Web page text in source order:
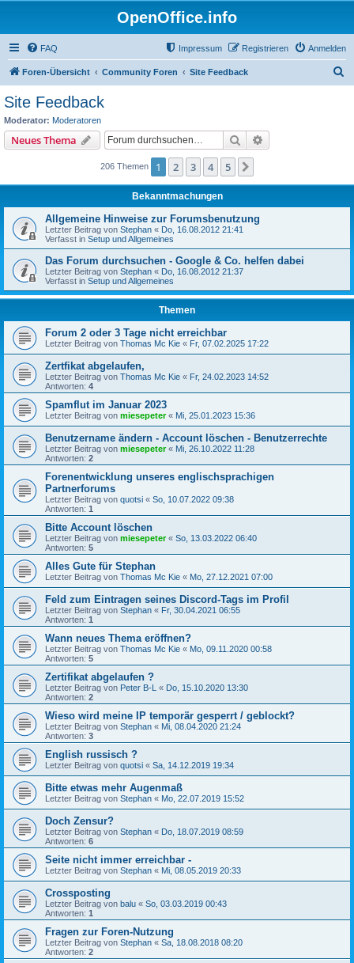
OpenOffice.info
FAQ Anmelden
Registrieren
Impressum
Foren-Übersicht Community Foren Site Feedback
Site Feedback
Moderator: Moderatoren
Neues Thema Suche
206 Themen 1 2 3 4 5
Bekanntmachungen
Allgemeine Hinweise zur Forumsbenutzung
Letzter Beitrag von Stephan « Do, 16.08.2012 21:41
Verfasst in Setup und Allgemeines
Das Forum durchsuchen - Google & Co. helfen dabei
Letzter Beitrag von Stephan « Do, 16.08.2012 21:37
Verfasst in Setup und Allgemeines
Themen
Forum 2 oder 3 Tage nicht erreichbar
Letzter Beitrag von Thomas Mc Kie « Fr, 07.02.2025 17:22
Zertfikat abgelaufen,
Letzter Beitrag von Thomas Mc Kie « Fr, 24.02.2023 14:52
Antworten: 4
Spamflut im Januar 2023
Letzter Beitrag von miesepeter« Mi, 25.01.2023 15:36
Benutzername ändern - Account löschen - Benutzerrechte
Letzter Beitrag von miesepeter« Mi, 26.10.2022 11:28
Antworten: 2
Forenentwicklung unseres englischsprachigen
Partnerforums
Letzter Beitrag von quotsi « So, 10.07.2022 09:38
Antworten: 1
Bitte Account löschen
Letzter Beitrag von miesepeter« So, 13.03.2022 06:40
Antworten: 5
Alles Gute für Stephan
Letzter Beitrag von Thomas Mc Kie « Mo, 27.12.2021 07:00
Feld zum Eintragen seines Discord-Tags im Profil
Letzter Beitrag von Stephan « Fr, 30.04.2021 06:55
Antworten: 1
Wann neues Thema eröffnen?
Letzter Beitrag von Thomas Mc Kie « Mo, 09.11.2020 00:58
Antworten: 5
Zertifikat abgelaufen ?
Letzter Beitrag von Peter B-L « Do, 15.10.2020 13:30
Antworten: 2
Wieso wird meine IP temporär gesperrt / geblockt?
Letzter Beitrag von Stephan « Mi, 08.04.2020 21:24
Antworten: 3
English russisch ?
Letzter Beitrag von quotsi « Sa, 14.12.2019 19:34
Bitte etwas mehr Augenmaß
Letzter Beitrag von Stephan « Mo, 22.07.2019 15:52
Doch Zensur?
Letzter Beitrag von Stephan « Do, 18.07.2019 08:59
Antworten: 6
Seite nicht immer erreichbar -
Letzter Beitrag von Stephan « Mi, 08.05.2019 20:33
Crossposting
Letzter Beitrag von balu « So, 03.03.2019 00:43
Antworten: 1
Fragen zur Foren-Nutzung
Letzter Beitrag von Stephan « Sa, 18.08.2018 08:20
Antworten: 2